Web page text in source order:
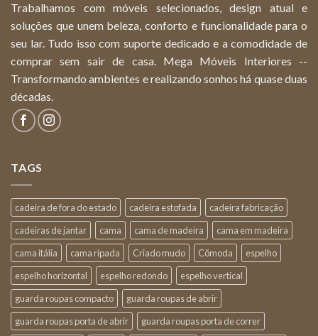
Trabalhamos com móveis selecionados, design atual e
soluções que unem beleza, conforto e funcionalidade para o
seu lar. Tudo isso com suporte dedicado e a comodidade de
comprar sem sair de casa. Mega Móveis Interiores --
Transformando ambientes e realizando sonhos há quase duas
décadas.
TAGS
cadeira de fora do estado cadeira estofada
cadeira fabricação
cadeiras de jantar
cama cama de madeira
cama em madeira
cama itália
cama ripada Criado mudo Cõmoda
espelho
espelho horizontal
espelho redondo
espelho vertical
guarda roupas compacto
guarda roupas de abrir
guarda roupas porta de abrir
guarda roupas porta de correr